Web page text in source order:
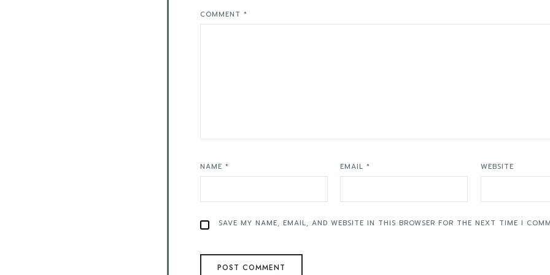
COMMENT *
NAME * EMAIL* WEBSITE
SAVE MY NAME, EMAIL, AND WEBSITE IN THIS BROWSER FOR THE NEXT TIME I